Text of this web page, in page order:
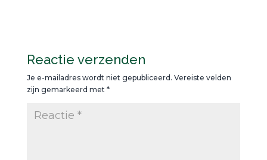
Reactie verzenden
Je e-mailadres wordt niet gepubliceerd. Vereiste velden
zijn gemarkeerd met *